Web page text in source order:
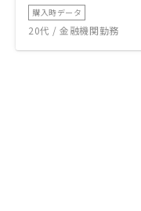
購入時データ
20代 / 金融機関勤務